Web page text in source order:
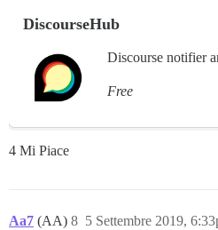
DiscourseHub
Discourse notifier
Free
4 Mi Piace
Aa7 (AA) 5 Settembre 2019,
8